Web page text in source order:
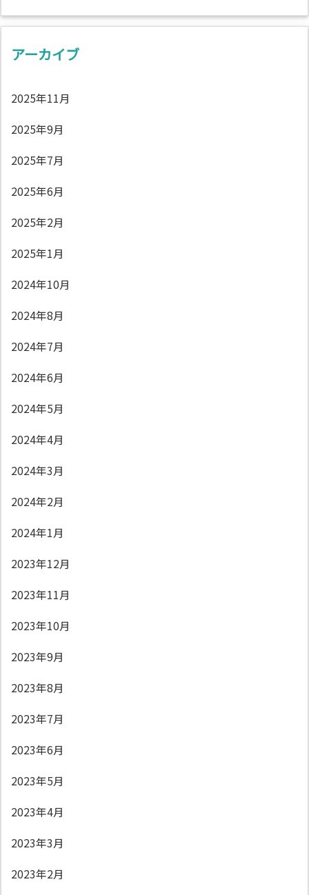
アーカイブ
2025年11月
2025年9月
2025年7月
2025年6月
2025年2月
2025年1月
2024年10月
2024年8月
2024年7月
2024年6月
2024年5月
2024年4月
2024年3月
2024年2月
2024年1月
2023年12月
2023年11月
2023年10月
2023年9月
2023年8月
2023年7月
2023年6月
2023年5月
2023年4月
2023年3月
2023年2月